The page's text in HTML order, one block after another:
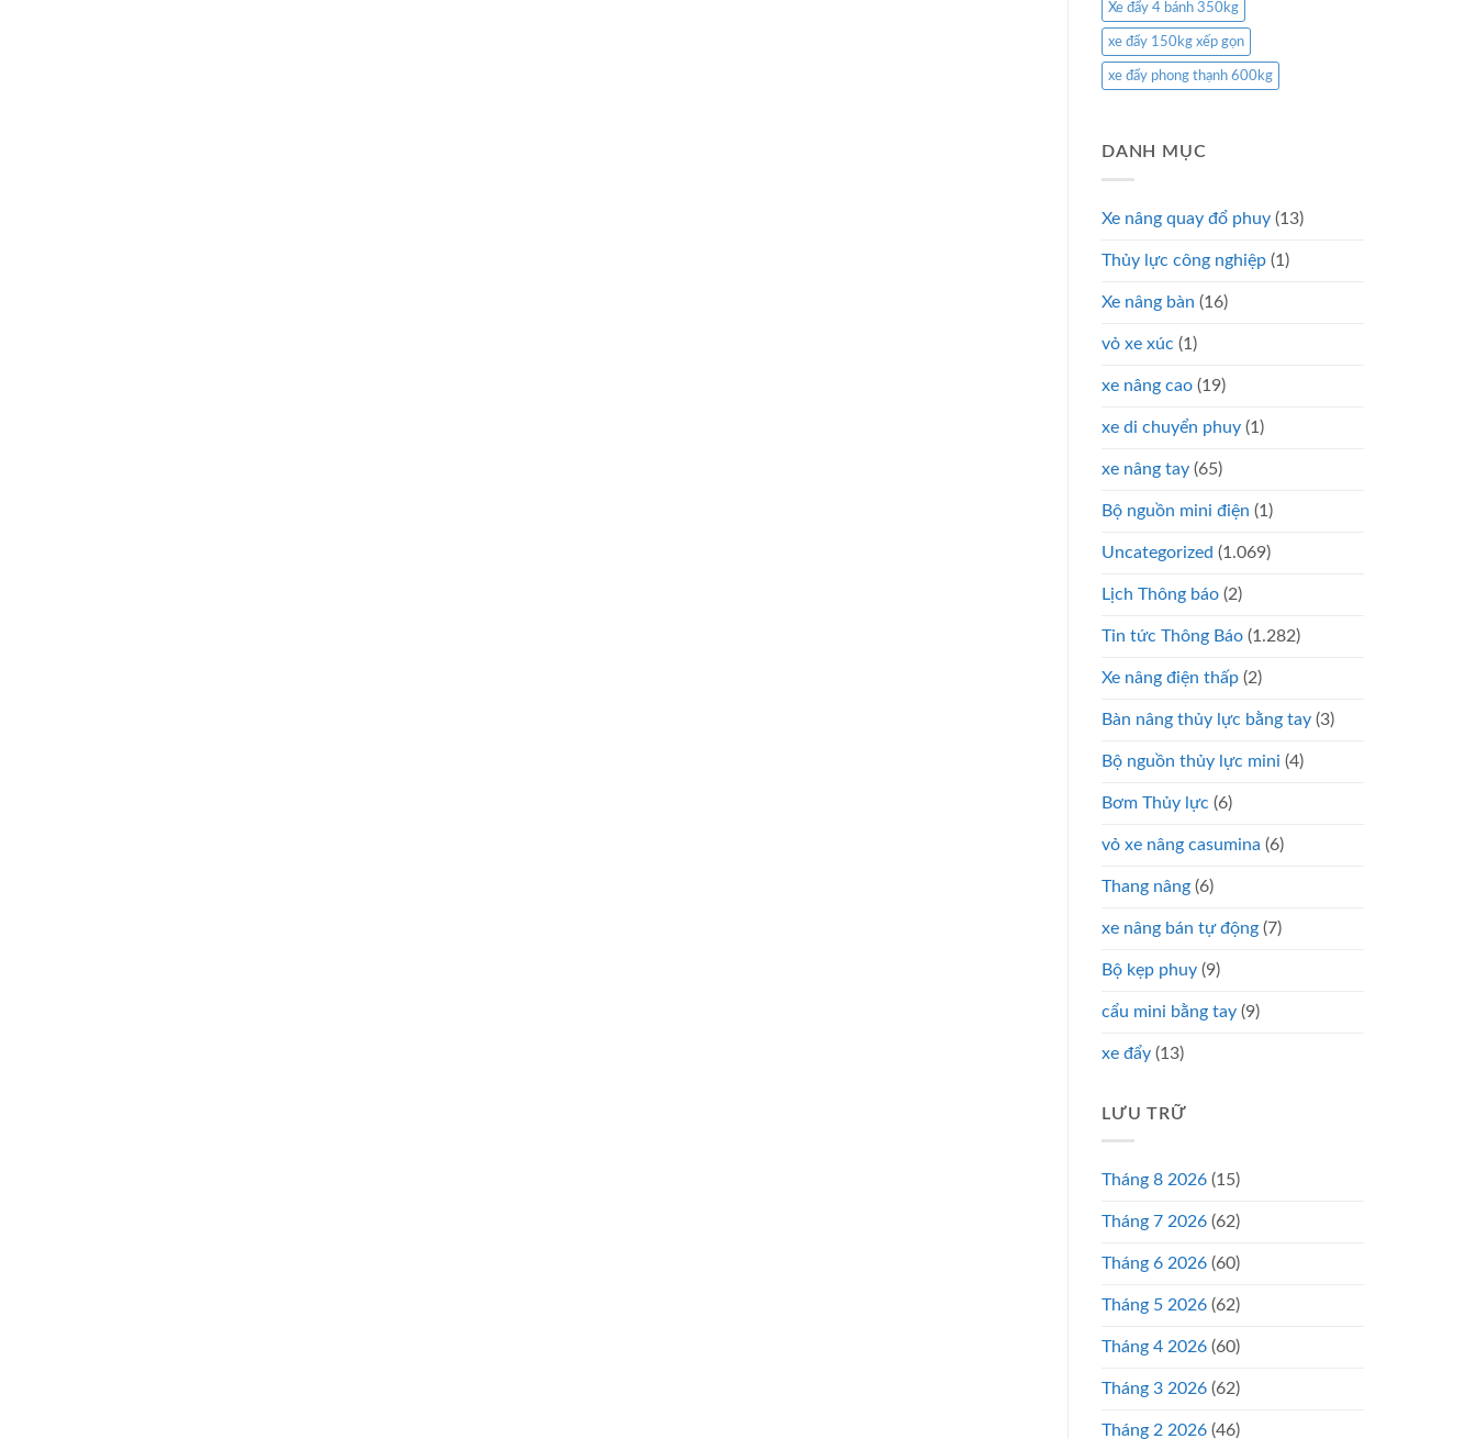
Xe đẩy 4 bánh 350kg
xe đẩy 150kg xếp gọn
xe đẩy phong thạnh 600kg
DANH MỤC
Xe nâng quay đổ phuy (13)
Thủy lực công nghiệp (1)
Xe nâng bàn (16)
vỏ xe xúc (1)
xe nâng cao (19)
xe di chuyển phuy (1)
xe nâng tay (65)
Bộ nguồn mini điện (1)
Uncategorized (1.069)
Lịch Thông báo (2)
Tin tức Thông Báo (1.282)
Xe nâng điện thấp (2)
Bàn nâng thủy lực bằng tay (3)
Bộ nguồn thủy lực mini (4)
Bơm Thủy lực (6)
vỏ xe nâng casumina (6)
Thang nâng (6)
xe nâng bán tự động (7)
Bộ kẹp phuy (9)
cẩu mini bằng tay (9)
xe đẩy (13)
LƯU TRỮ
Tháng 8 2026 (15)
Tháng 7 2026 (62)
Tháng 6 2026 (60)
Tháng 5 2026 (62)
Tháng 4 2026 (60)
Tháng 3 2026 (62)
Tháng 2 2026 (46)